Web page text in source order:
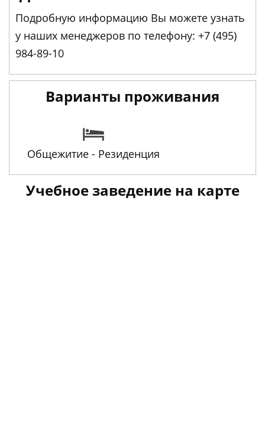
Подробную информацию Вы можете узнать
у наших менеджеров по телефону: +7 (495)
984-89-10
Варианты проживания
Общежитие - Резиденция
Учебное заведение на карте